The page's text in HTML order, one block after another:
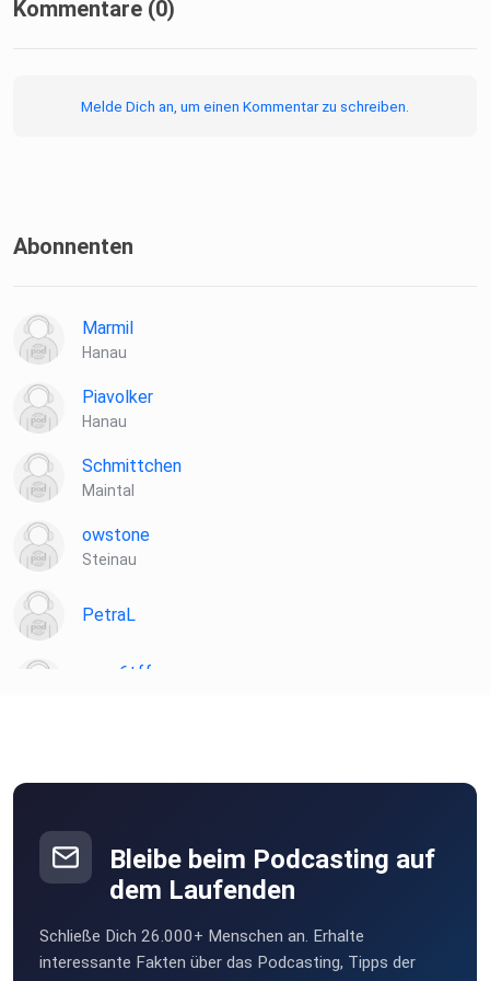
Militärgeschichte Hanaus wurden.
Kommentare (0)
Melde Dich an, um einen Kommentar zu schreiben.
Abonnenten
Marmil
Hanau
Piavolker
Hanau
Schmittchen
Maintal
owstone
Steinau
PetraL
nvpq6tff
Bleibe beim Podcasting auf
dem Laufenden
Schließe Dich 26.000+ Menschen an. Erhalte
interessante Fakten über das Podcasting, Tipps der